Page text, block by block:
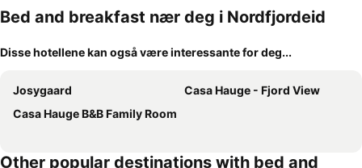
Bed and breakfast nær deg i Nordfjordeid
Disse hotellene kan også være interessante for deg...
Josygaard
Casa Hauge - Fjord View
Casa Hauge B&B Family Room
Other popular destinations with bed and